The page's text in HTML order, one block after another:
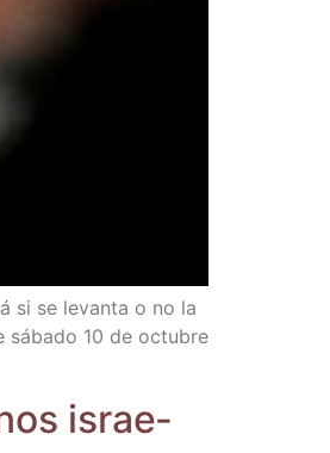
si se levan­ta o no la
sába­do 10 de octu­bre
israe­